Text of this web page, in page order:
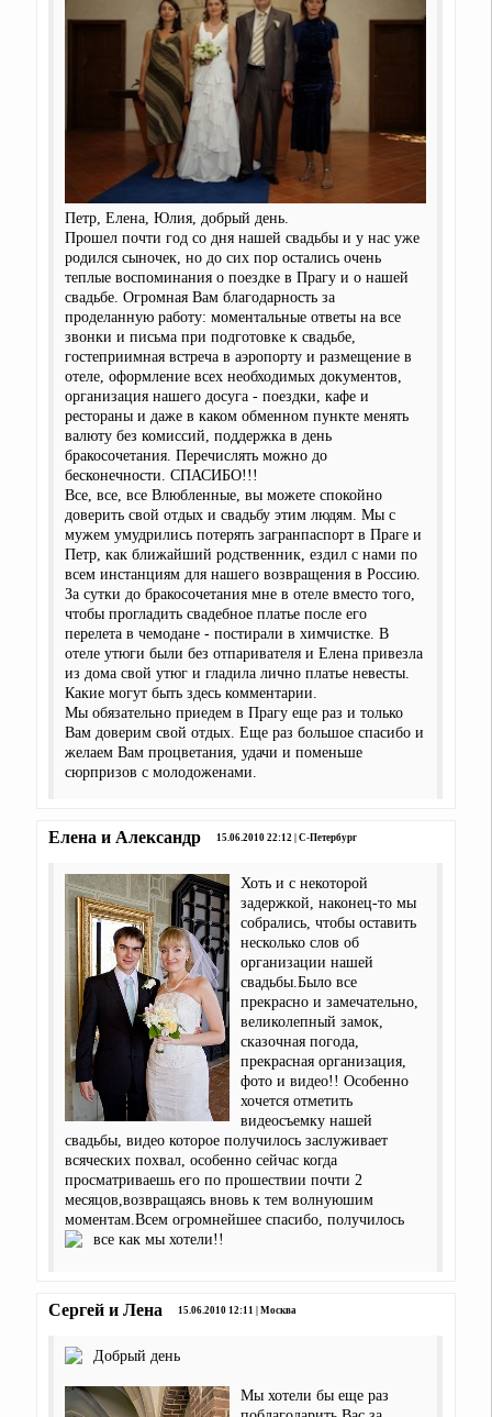
Петр, Елена, Юлия, добрый день.
Прошел почти год со дня нашей свадьбы и у нас уже
родился сыночек, но до сих пор остались очень
теплые воспоминания о поездке в Прагу и о нашей
свадьбе. Огромная Вам благодарность за
проделанную работу: моментальные ответы на все
звонки и письма при подготовке к свадьбе,
гостеприимная встреча в аэропорту и размещение в
отеле, оформление всех необходимых документов,
организация нашего досуга - поездки, кафе и
рестораны и даже в каком обменном пункте менять
валюту без комиссий, поддержка в день
бракосочетания. Перечислять можно до
бесконечности. СПАСИБО!!!
Все, все, все Влюбленные, вы можете спокойно
доверить свой отдых и свадьбу этим людям. Мы с
мужем умудрились потерять загранпаспорт в Праге и
Петр, как ближайший родственник, ездил с нами по
всем инстанциям для нашего возвращения в Россию.
За сутки до бракосочетания мне в отеле вместо того,
чтобы прогладить свадебное платье после его
перелета в чемодане - постирали в химчистке. В
отеле утюги были без отпаривателя и Елена привезла
из дома свой утюг и гладила лично платье невесты.
Какие могут быть здесь комментарии.
Мы обязательно приедем в Прагу еще раз и только
Вам доверим свой отдых. Еще раз большое спасибо и
желаем Вам процветания, удачи и поменьше
сюрпризов с молодоженами.
Елена и Александр 15.06.2010 22:12 | С-Петербург
Хоть и с некоторой
задержкой, наконец-то мы
собрались, чтобы оставить
несколько слов об
организации нашей
свадьбы.Было все
прекрасно и замечательно,
великолепный замок,
сказочная погода,
прекрасная организация,
фото и видео!! Особенно
хочется отметить
видеосъемку нашей
свадьбы, видео которое получилось заслуживает
всяческих похвал, особенно сейчас когда
просматриваешь его по прошествии почти 2
месяцов,возвращаясь вновь к тем волнуюшим
моментам.Всем огромнейшее спасибо, получилось
все как мы хотели!!
Сергей и Лена 15.06.2010 12:11 | Москва
Добрый день
Мы хотели бы еще раз